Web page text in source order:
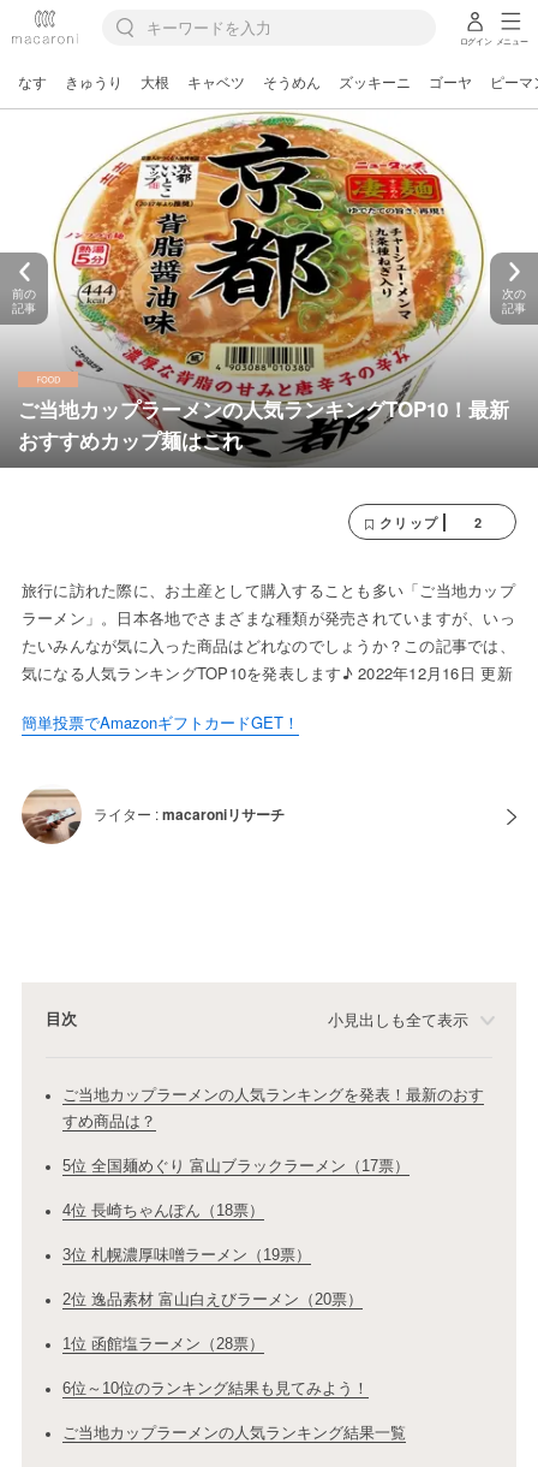
ログイン メニュー
なす きゅうり 大根 キャベツ そうめん ズッキーニ ゴーヤ ピーマ
ご当地カップラーメンの人気ランキングTOP10！最新
おすすめカップ麺はこれ
前の
記事
次の
記事
クリップ 2
旅行に訪れた際に、お土産として購入することも多い「ご当地カップ
ラーメン」。日本各地でさまざまな種類が発売されていますが、いっ
たいみんなが気に入った商品はどれなのでしょうか？この記事では、
気になる人気ランキングTOP10を発表します♪ 2022年12月16日 更新
簡単投票でAmazonギフトカードGET！
ライター :macaroniリサーチ
目次 小見出しも全て表示
ご当地カップラーメンの人気ランキングを発表！最新のおす
すめ商品は？
5位 全国麺めぐり 富山ブラックラーメン（17票）
4位 長崎ちゃんぽん（18票）
3位 札幌濃厚味噌ラーメン（19票）
2位 逸品素材 富山白えびラーメン（20票）
1位 函館塩ラーメン（28票）
6位～10位のランキング結果も見てみよう！
ご当地カップラーメンの人気ランキング結果一覧